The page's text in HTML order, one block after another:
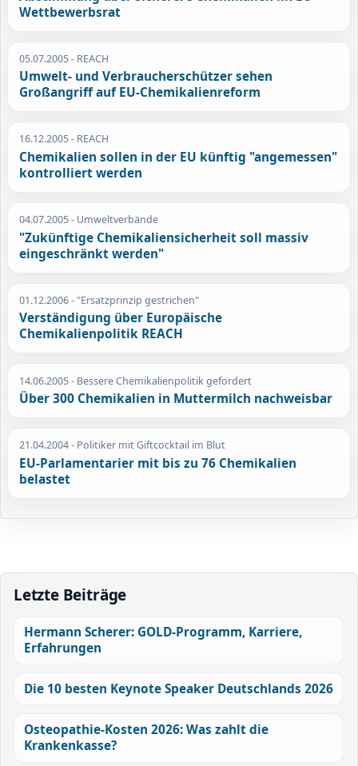
Wettbewerbsrat
05.07.2005- REACH
Umwelt- und Verbraucherschützer sehen
Großangriff auf EU-Chemikalienreform
16.12.2005- REACH
Chemikalien sollen in der EU künftig "angemessen"
kontrolliert werden
04.07.2005- Umweltverbände
"Zukünftige Chemikaliensicherheit soll massiv
eingeschränkt werden"
01.12.2006- "Ersatzprinzip gestrichen"
Verständigung über Europäische
Chemikalienpolitik REACH
14.06.2005- Bessere Chemikalienpolitik gefordert
Über 300 Chemikalien in Muttermilch nachweisbar
21.04.2004- Politiker mit Giftcocktail im Blut
EU-Parlamentarier mit bis zu 76 Chemikalien
belastet
Letzte Beiträge
Hermann Scherer: GOLD-Programm, Karriere,
Erfahrungen
Die 10 besten Keynote Speaker Deutschlands 2026
Osteopathie-Kosten 2026: Was zahlt die
Krankenkasse?